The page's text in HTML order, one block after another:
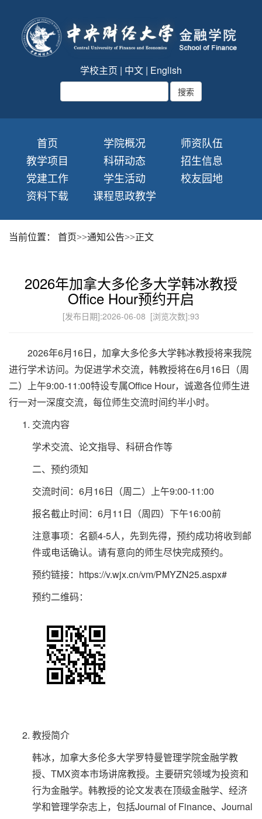
学校主页 | 中文 | English
首页 学院概况
师资队伍
教学项目
科研动态
招生信息
党建工作
学生活动
校友园地
资料下载
课程思政教学
当前位置： 首页>>通知公告>>正文
2026年加拿大多伦多大学韩冰教授
Office Hour预约开启
[发布日期]:2026-06-08 [浏览次数]:93
2026年6月16日，加拿大多伦多大学韩冰教授将来我院
进行学术访问。为促进学术交流，韩教授将在6月16日（周
二）上午9:00-11:00特设专属Office Hour，诚邀各位师生进
行一对一深度交流，每位师生交流时间约半小时。
交流内容
学术交流、论文指导、科研合作等
二、预约须知
交流时间：6月16日（周二）上午9:00-11:00
报名截止时间：6月11日（周四）下午16:00前
注意事项：名额4-5人，先到先得，预约成功将收到邮
件或电话确认。请有意向的师生尽快完成预约。
预约链接：https://v.wjx.cn/vm/PMYZN25.aspx#
预约二维码：
教授简介
韩冰，加拿大多伦多大学罗特曼管理学院金融学教
授、TMX资本市场讲席教授。主要研究领域为投资和
行为金融学。韩教授的论文发表在顶级金融学、经济
学和管理学杂志上，包括Journal of Finance、Journal